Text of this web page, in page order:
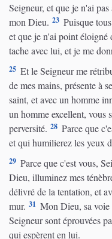
Seigneur, et que je n'ai
mon Dieu. 23 Puisque
et que je n'ai point éloigné
tache avec lui, et je me
25 Et le Seigneur me
de mes mains, présente à
saint, et avec un homme
un homme excellent, vous
perversité. 28 Parce que
et qui humilierez les yeux
29 Parce que c'est vous,
Dieu, illuminez mes
délivré de la tentation, et
mur. 31 Mon Dieu, sa voie
Seigneur sont éprouvées
qui espèrent en lui.